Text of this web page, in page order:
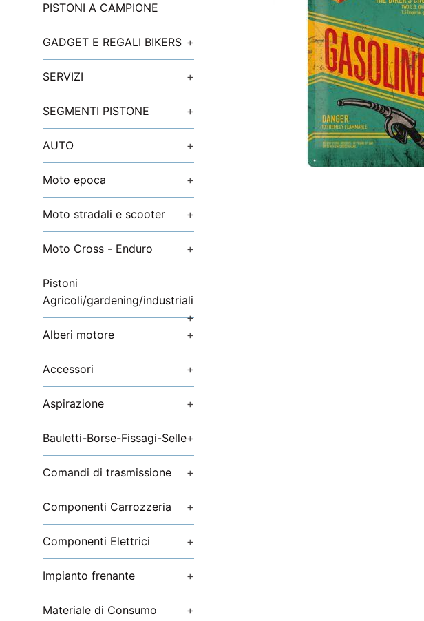
PISTONI A CAMPIONE
GADGET E REGALI BIKERS +
SERVIZI +
SEGMENTI PISTONE +
AUTO +
Moto epoca +
Moto stradali e scooter +
Moto Cross - Enduro +
Pistoni
Agricoli/gardening/industriali
+
Alberi motore
+
Accessori +
Aspirazione +
Bauletti-Borse-Fissagi-Selle+
Comandi di trasmissione +
Componenti Carrozzeria +
Componenti Elettrici +
Impianto frenante +
Materiale di Consumo +